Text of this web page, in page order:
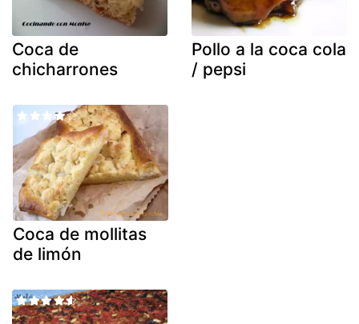
Coca de
chicharrones
Pollo a la coca cola
/ pepsi
Coca de mollitas
de limón